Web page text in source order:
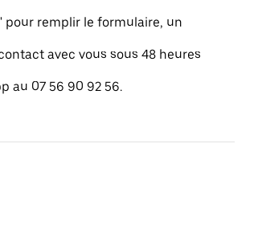
pour remplir le formulaire, un
avec vous sous 48 heures
au 07 56 90 92 56.